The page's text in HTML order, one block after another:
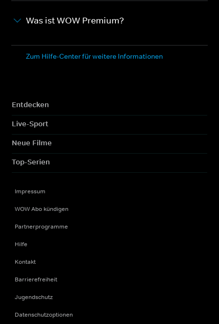
Was ist WOW Premium?
Zum Hilfe-Center für weitere Informationen
Entdecken
Live-Sport
Neue Filme
Top-Serien
Impressum
WOW Abo kündigen
Partnerprogramme
Hilfe
Kontakt
Barrierefreiheit
Jugendschutz
Datenschutzoptionen